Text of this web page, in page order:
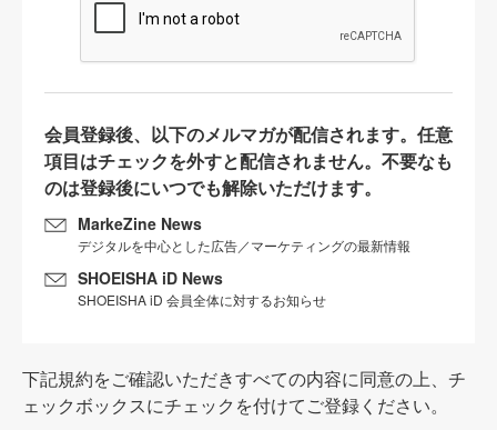
会員登録後、以下のメルマガが配信されます。任意
項目はチェックを外すと配信されません。不要なも
のは登録後にいつでも解除いただけます。
MarkeZine News
デジタルを中心とした広告／マーケティングの最新情報
SHOEISHA iD News
SHOEISHA iD 会員全体に対するお知らせ
下記規約をご確認いただきすべての内容に同意の上、チ
ェックボックスにチェックを付けてご登録ください。